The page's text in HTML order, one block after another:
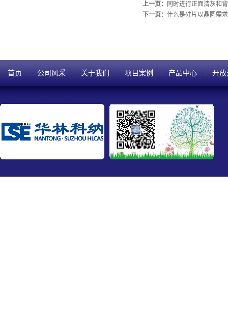
上一页：
同时进行正面清灰和
下一页： 什么是硅片以晶圆需
首页 公司风采 关于我们 项目案例 产品中心 开放